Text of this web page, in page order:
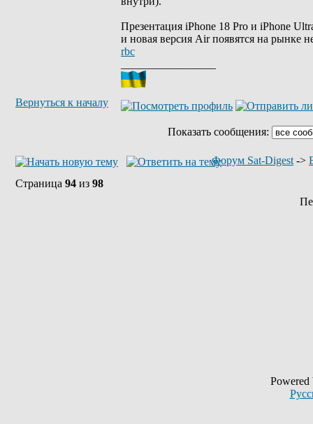
Презентация iPhone 18 Pro и iPhone
и новая версия Air появятся на рынке
rbc
Вернуться к началу
Показать сообщения:
Форум Sat-Digest ->
Страница 94 из 98